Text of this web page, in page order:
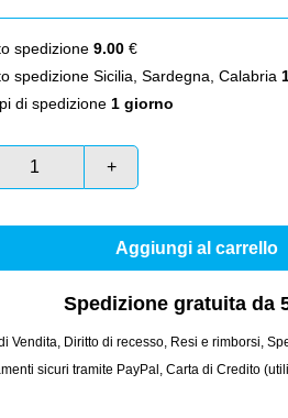
spedizione 9.00 €
spedizione Sicilia, Sardegna, Calabria
di spedizione 1 giorno
+
Aggiungi al carrello
Spedizione gratuita da
Vendita, Diritto di recesso, Resi e rimborsi,
sicuri tramite PayPal, Carta di Credito